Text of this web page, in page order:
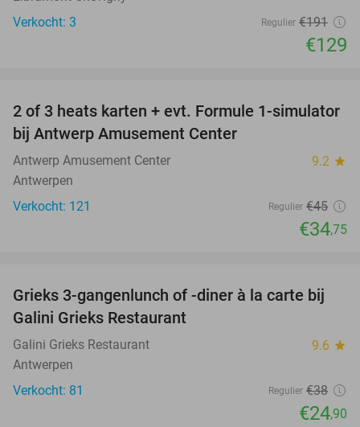
Verkocht: 3
Regulier €191
€129
23%
2 of 3 heats karten + evt. Formule 1-simulator
bij Antwerp Amusement Center
Antwerp Amusement Center 9.2 star
Antwerpen
Verkocht: 121
Regulier €45
€34,75
34%
Grieks 3-gangenlunch of -diner à la carte bij
Galini Grieks Restaurant
Galini Grieks Restaurant 9.6 star
Antwerpen
Verkocht: 81
Regulier €38
€24,90